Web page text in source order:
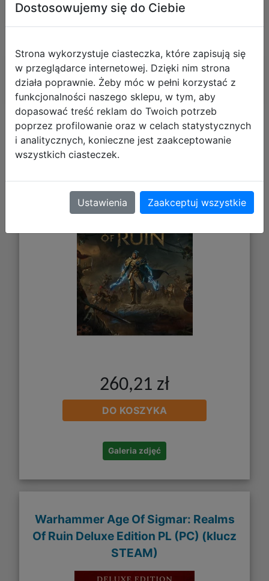
Polecane
Warhammer Age Of Sigmar: Realms
Of Ruin PL (PC) (klucz STEAM)
260,21 zł
DO KOSZYKA
Galeria zdjęć
Warhammer Age Of Sigmar: Realms
Of Ruin Deluxe Edition PL (PC) (klucz
STEAM)
Dostosowujemy się do Ciebie
Strona wykorzystuje ciasteczka, które zapisują się
w przeglądarce internetowej. Dzięki nim strona
działa poprawnie. Żeby móc w pełni korzystać z
funkcjonalności naszego sklepu, w tym, aby
dopasować treść reklam do Twoich potrzeb
poprzez profilowanie oraz w celach statystycznych
i analitycznych, konieczne jest zaakceptowanie
wszystkich ciasteczek.
Ustawienia Zaakceptuj wszystkie